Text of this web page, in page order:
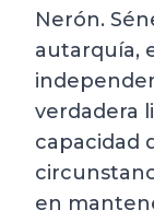
Nerón.
autarquía,
verdadera
capacidad
en